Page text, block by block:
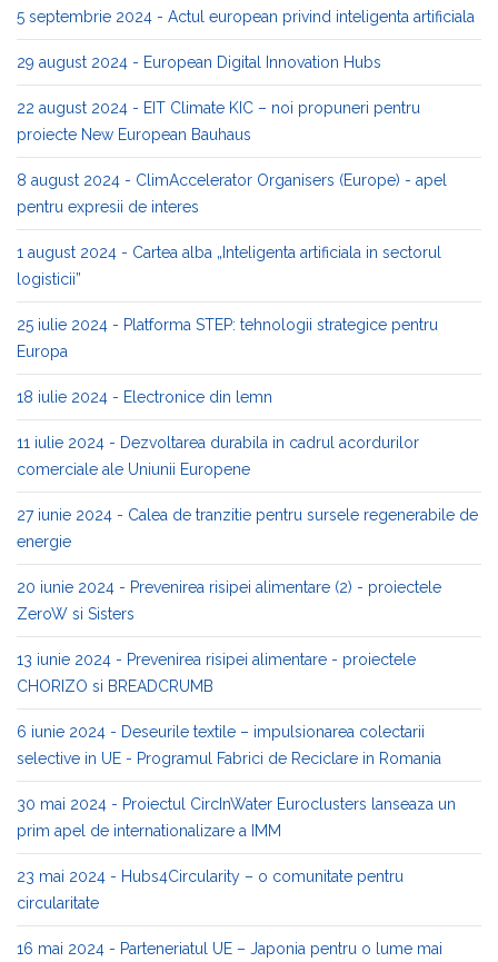
5 septembrie 2024 - Actul european privind inteligenta artificiala
29 august 2024 - European Digital Innovation Hubs
22 august 2024 - EIT Climate KIC – noi propuneri pentru
proiecte New European Bauhaus
8 august 2024 - ClimAccelerator Organisers (Europe) - apel
pentru expresii de interes
1 august 2024 - Cartea alba „Inteligenta artificiala in sectorul
logisticii”
25 iulie 2024 - Platforma STEP: tehnologii strategice pentru
Europa
18 iulie 2024 - Electronice din lemn
11 iulie 2024 - Dezvoltarea durabila in cadrul acordurilor
comerciale ale Uniunii Europene
27 iunie 2024 - Calea de tranzitie pentru sursele regenerabile de
energie
20 iunie 2024 - Prevenirea risipei alimentare (2) - proiectele
ZeroW si Sisters
13 iunie 2024 - Prevenirea risipei alimentare - proiectele
CHORIZO si BREADCRUMB
6 iunie 2024 - Deseurile textile – impulsionarea colectarii
selective in UE - Programul Fabrici de Reciclare in Romania
30 mai 2024 - Proiectul CircInWater Euroclusters lanseaza un
prim apel de internationalizare a IMM
23 mai 2024 - Hubs4Circularity – o comunitate pentru
circularitate
16 mai 2024 - Parteneriatul UE – Japonia pentru o lume mai